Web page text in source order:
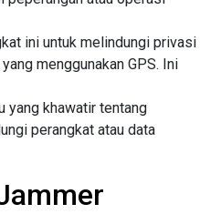
ini untuk melindungi privasi
menggunakan GPS. Ini
yang khawatir tentang
perangkat atau data